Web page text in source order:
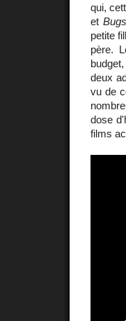
qui,
et
petite
père.
deux
vu de
dose
films